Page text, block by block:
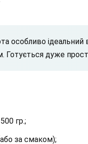
особливо ідеальний
Готується дуже
гр.;
за смаком);